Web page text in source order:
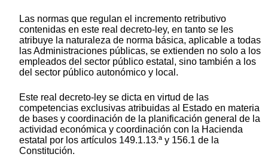
Las normas que regulan el incremento retributivo
contenidas en este real decreto-ley, en tanto se les
atribuye la naturaleza de norma básica, aplicable a todas
las Administraciones públicas, se extienden no solo a los
empleados del sector público estatal, sino también a los
del sector público autonómico y local.
Este real decreto-ley se dicta en virtud de las
competencias exclusivas atribuidas al Estado en materia
de bases y coordinación de la planificación general de la
actividad económica y coordinación con la Hacienda
estatal por los artículos 149.1.13.ª y 156.1 de la
Constitución.